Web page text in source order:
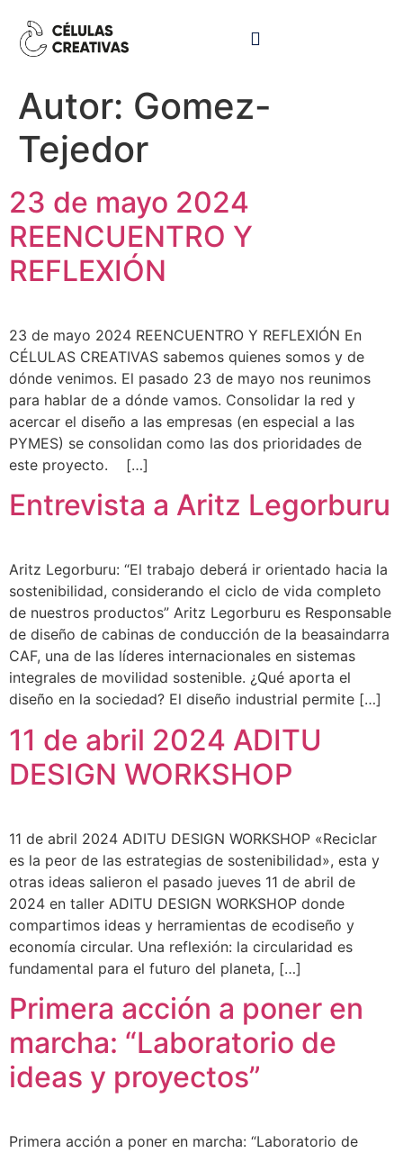
Autor: Gomez-
Tejedor
23 de mayo 2024
REENCUENTRO Y
REFLEXIÓN
23 de mayo 2024 REENCUENTRO Y REFLEXIÓN En
CÉLULAS CREATIVAS sabemos quienes somos y de
dónde venimos. El pasado 23 de mayo nos reunimos
para hablar de a dónde vamos. Consolidar la red y
acercar el diseño a las empresas (en especial a las
PYMES) se consolidan como las dos prioridades de
este proyecto. […]
Entrevista a Aritz Legorburu
Aritz Legorburu: “El trabajo deberá ir orientado hacia la
sostenibilidad, considerando el ciclo de vida completo
de nuestros productos” Aritz Legorburu es Responsable
de diseño de cabinas de conducción de la beasaindarra
CAF, una de las líderes internacionales en sistemas
integrales de movilidad sostenible. ¿Qué aporta el
diseño en la sociedad? El diseño industrial permite […]
11 de abril 2024 ADITU
DESIGN WORKSHOP
11 de abril 2024 ADITU DESIGN WORKSHOP «Reciclar
es la peor de las estrategias de sostenibilidad», esta y
otras ideas salieron el pasado jueves 11 de abril de
2024 en taller ADITU DESIGN WORKSHOP donde
compartimos ideas y herramientas de ecodiseño y
economía circular. Una reflexión: la circularidad es
fundamental para el futuro del planeta, […]
Primera acción a poner en
marcha: “Laboratorio de
ideas y proyectos”
Primera acción a poner en marcha: “Laboratorio de